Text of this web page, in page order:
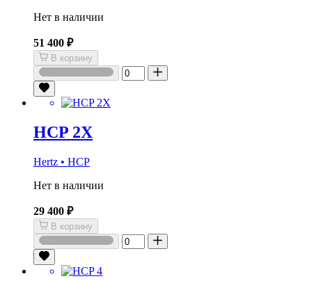
Нет в наличии
51 400 ₽
В корзину
HCP 2X
Hertz • HCP
Нет в наличии
29 400 ₽
В корзину